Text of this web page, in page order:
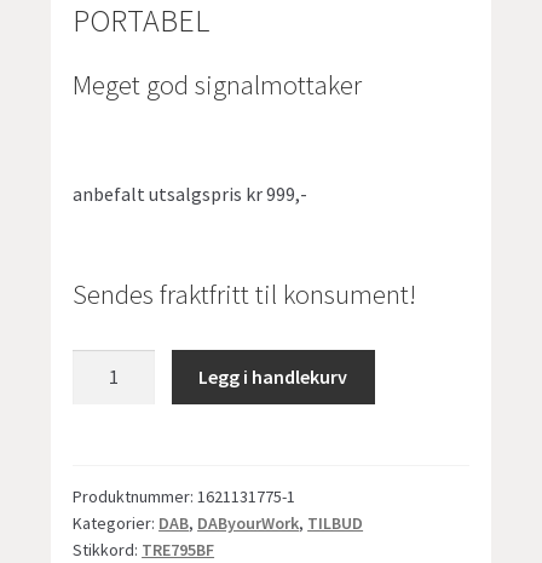
PORTABEL
Meget god signalmottaker
anbefalt utsalgspris kr 999,-
Sendes fraktfritt til konsument!
2,4"
fargeskjerm
-
Legg i handlekurv
Produktnummer:1621131775-1
Kategorier: DAB, DAByourWork, TILBUD
Stikkord: TRE795BF